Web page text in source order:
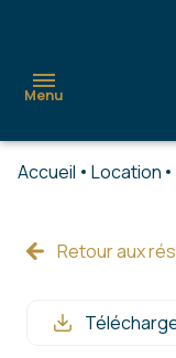
Menu
acheter
estimer
Accueil Location
Retour aux